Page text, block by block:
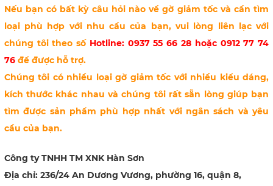
Nếu bạn có bất kỳ câu hỏi nào về gờ giảm tốc và cần tìm
loại phù hợp với nhu cầu của bạn, vui lòng liên lạc với
chúng tôi theo số Hotline: 0937 55 66 28 hoặc 0912 77 74
76 để được hỗ trợ.
Chúng tôi có nhiều loại gờ giảm tốc với nhiều kiểu dáng,
kích thước khác nhau và chúng tôi rất sẵn lòng giúp bạn
tìm được sản phẩm phù hợp nhất với ngân sách và yêu
cầu của bạn.
Công ty TNHH TM XNK Hàn Sơn
Địa chỉ: 236/24 An Dương Vương, phường 16, quận 8,